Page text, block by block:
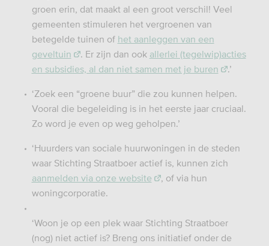
groen erin, dat maakt al een groot verschil! Veel
gemeenten stimuleren het vergroenen van
betegelde tuinen of het aanleggen van een
geveltuin
. Er zijn dan ook allerlei (tegelwip)acties
en subsidies, al dan niet samen met je buren
.’
‘Zoek een “groene buur” die zou kunnen helpen.
Vooral die begeleiding is in het eerste jaar cruciaal.
Zo word je even op weg geholpen.’
‘Huurders van sociale huurwoningen in de steden
waar Stichting Straatboer actief is, kunnen zich
aanmelden via onze website
, of via hun
woningcorporatie.
‘Woon je op een plek waar Stichting Straatboer
(nog) niet actief is? Breng ons initiatief onder de